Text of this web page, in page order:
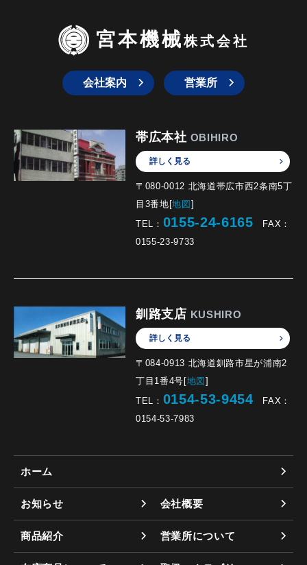
宮本機械株式会社
会社案内 営業所
帯広本社 OBIHIRO
詳しく見る
〒080-0012 北海道帯広市西2条南5丁
目3番地[地図 ]
TEL： 0155-24-6165 FAX：
0155-23-9733
釧路支店 KUSHIRO
詳しく見る
〒084-0913 北海道釧路市星が浦南2
丁目1番4号[地図]
TEL： 0154-53-9454 FAX：
0154-53-7983
ホーム
お知らせ 会社概要
商品紹介 営業所について